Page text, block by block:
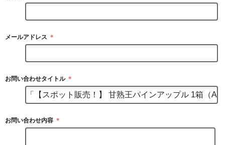
メールアドレス ＊
お問い合わせタイトル ＊
お問い合わせ内容 ＊